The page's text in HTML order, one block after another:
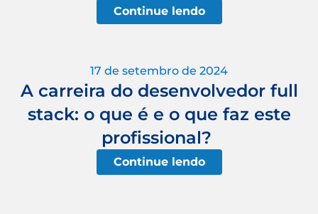
Continue lendo
17 de setembro de 2024
A carreira do desenvolvedor full
stack: o que é e o que faz este
profissional?
Continue lendo